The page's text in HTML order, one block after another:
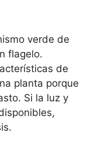
verde de
flagelo.
de
planta porque
Si la luz y